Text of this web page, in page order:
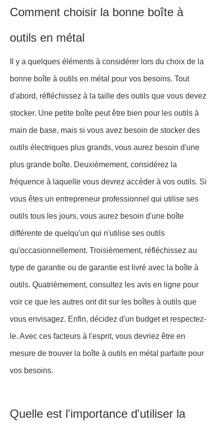
Comment choisir la bonne boîte à
outils en métal
Il y a quelques éléments à considérer lors du choix de la
bonne boîte à outils en métal pour vos besoins. Tout
d'abord, réfléchissez à la taille des outils que vous devez
stocker. Une petite boîte peut être bien pour les outils à
main de base, mais si vous avez besoin de stocker des
outils électriques plus grands, vous aurez besoin d'une
plus grande boîte. Deuxièmement, considérez la
fréquence à laquelle vous devrez accéder à vos outils. Si
vous êtes un entrepreneur professionnel qui utilise ses
outils tous les jours, vous aurez besoin d'une boîte
différente de quelqu'un qui n'utilise ses outils
qu'occasionnellement. Troisièmement, réfléchissez au
type de garantie ou de garantie est livré avec la boîte à
outils. Quatrièmement, consultez les avis en ligne pour
voir ce que les autres ont dit sur les boîtes à outils que
vous envisagez. Enfin, décidez d'un budget et respectez-
le. Avec ces facteurs à l'esprit, vous devriez être en
mesure de trouver la boîte à outils en métal parfaite pour
vos besoins.
Quelle est l'importance d'utiliser la